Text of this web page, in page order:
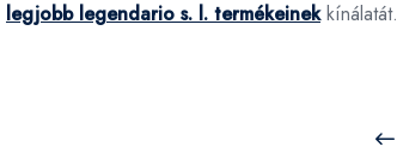
legjobb legendario s. l. termékeinekkínálatát.